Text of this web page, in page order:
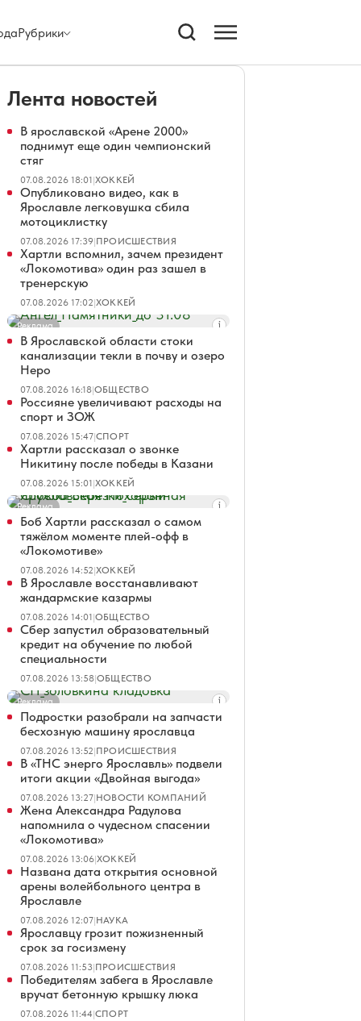
Рубрики
Лента новостей
В ярославской «Арене 2000»
поднимут еще один чемпионский
стяг
07.08.2026 18:01|ХОККЕЙ
Опубликовано видео, как в
Ярославле легковушка сбила
мотоциклистку
07.08.2026 17:39|ПРОИСШЕСТВИЯ
Хартли вспомнил, зачем президент
«Локомотива» один раз зашел в
тренерскую
07.08.2026 17:02|ХОККЕЙ
Реклама
В Ярославской области стоки
канализации текли в почву и озеро
Неро
07.08.2026 16:18|ОБЩЕСТВО
Россияне увеличивают расходы на
спорт и ЗОЖ
07.08.2026 15:47|СПОРТ
Хартли рассказал о звонке
Никитину после победы в Казани
07.08.2026 15:01|ХОККЕЙ
Реклама
Боб Хартли рассказал о самом
тяжёлом моменте плей-офф в
«Локомотиве»
07.08.2026 14:52|ХОККЕЙ
В Ярославле восстанавливают
жандармские казармы
07.08.2026 14:01|ОБЩЕСТВО
Сбер запустил образовательный
кредит на обучение по любой
специальности
07.08.2026 13:58|ОБЩЕСТВО
Реклама
Подростки разобрали на запчасти
бесхозную машину ярославца
07.08.2026 13:52|ПРОИСШЕСТВИЯ
В «ТНС энерго Ярославль» подвели
итоги акции «Двойная выгода»
07.08.2026 13:27|НОВОСТИ КОМПАНИЙ
Жена Александра Радулова
напомнила о чудесном спасении
«Локомотива»
07.08.2026 13:06|ХОККЕЙ
Названа дата открытия основной
арены волейбольного центра в
Ярославле
07.08.2026 12:07|НАУКА
Ярославцу грозит пожизненный
срок за госизмену
07.08.2026 11:53|ПРОИСШЕСТВИЯ
Победителям забега в Ярославле
вручат бетонную крышку люка
07.08.2026 11:44|СПОРТ